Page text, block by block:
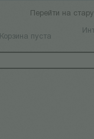
Перейти на
Корзина пуста